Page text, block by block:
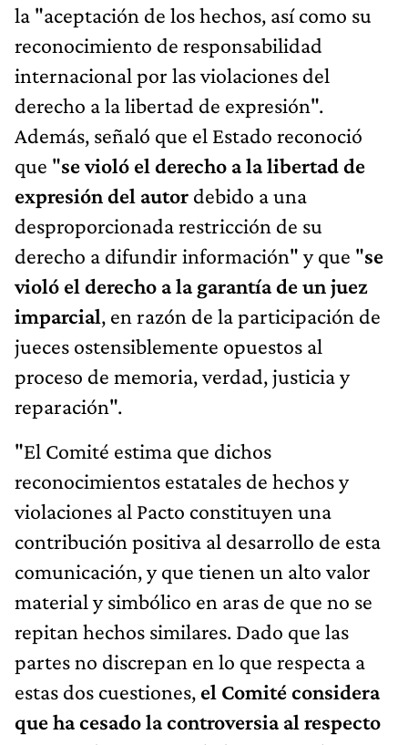
la "aceptación de los hechos, así como su
reconocimiento de responsabilidad
internacional por las violaciones del
derecho a la libertad de expresión".
Además, señaló que el Estado reconoció
que "se violó el derecho a la libertad de
expresión del autor debido a una
desproporcionada restricción de su
derecho a difundir información" y que "se
violó el derecho a la garantía de un juez
imparcial, en razón de la participación de
jueces ostensiblemente opuestos al
proceso de memoria, verdad, justicia y
reparación".
"El Comité estima que dichos
reconocimientos estatales de hechos y
violaciones al Pacto constituyen una
contribución positiva al desarrollo de esta
comunicación, y que tienen un alto valor
material y simbólico en aras de que no se
repitan hechos similares. Dado que las
partes no discrepan en lo que respecta a
estas dos cuestiones, el Comité considera
que ha cesado la controversia al respecto